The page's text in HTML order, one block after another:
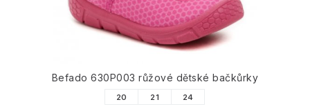
Befado 630P003 růžové dětské bačkůrky
20 21 24